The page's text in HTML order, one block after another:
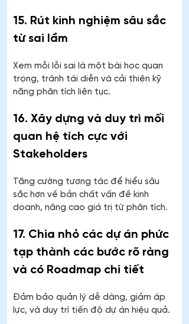
15. Rút kinh nghiệm sâu sắc
từ sai lầm
Xem mỗi lỗi sai là một bài học quan
trọng, tránh tái diễn và cải thiện kỹ
năng phân tích liên tục.
16. Xây dựng và duy trì mối
quan hệ tích cực với
Stakeholders
Tăng cường tương tác để hiểu sâu
sắc hơn về bản chất vấn đề kinh
doanh, nâng cao giá trị từ phân tích.
17. Chia nhỏ các dự án phức
tạp thành các bước rõ ràng
và có Roadmap chi tiết
Đảm bảo quản lý dễ dàng, giảm áp
lực, và duy trì tiến độ dự án hiệu quả.